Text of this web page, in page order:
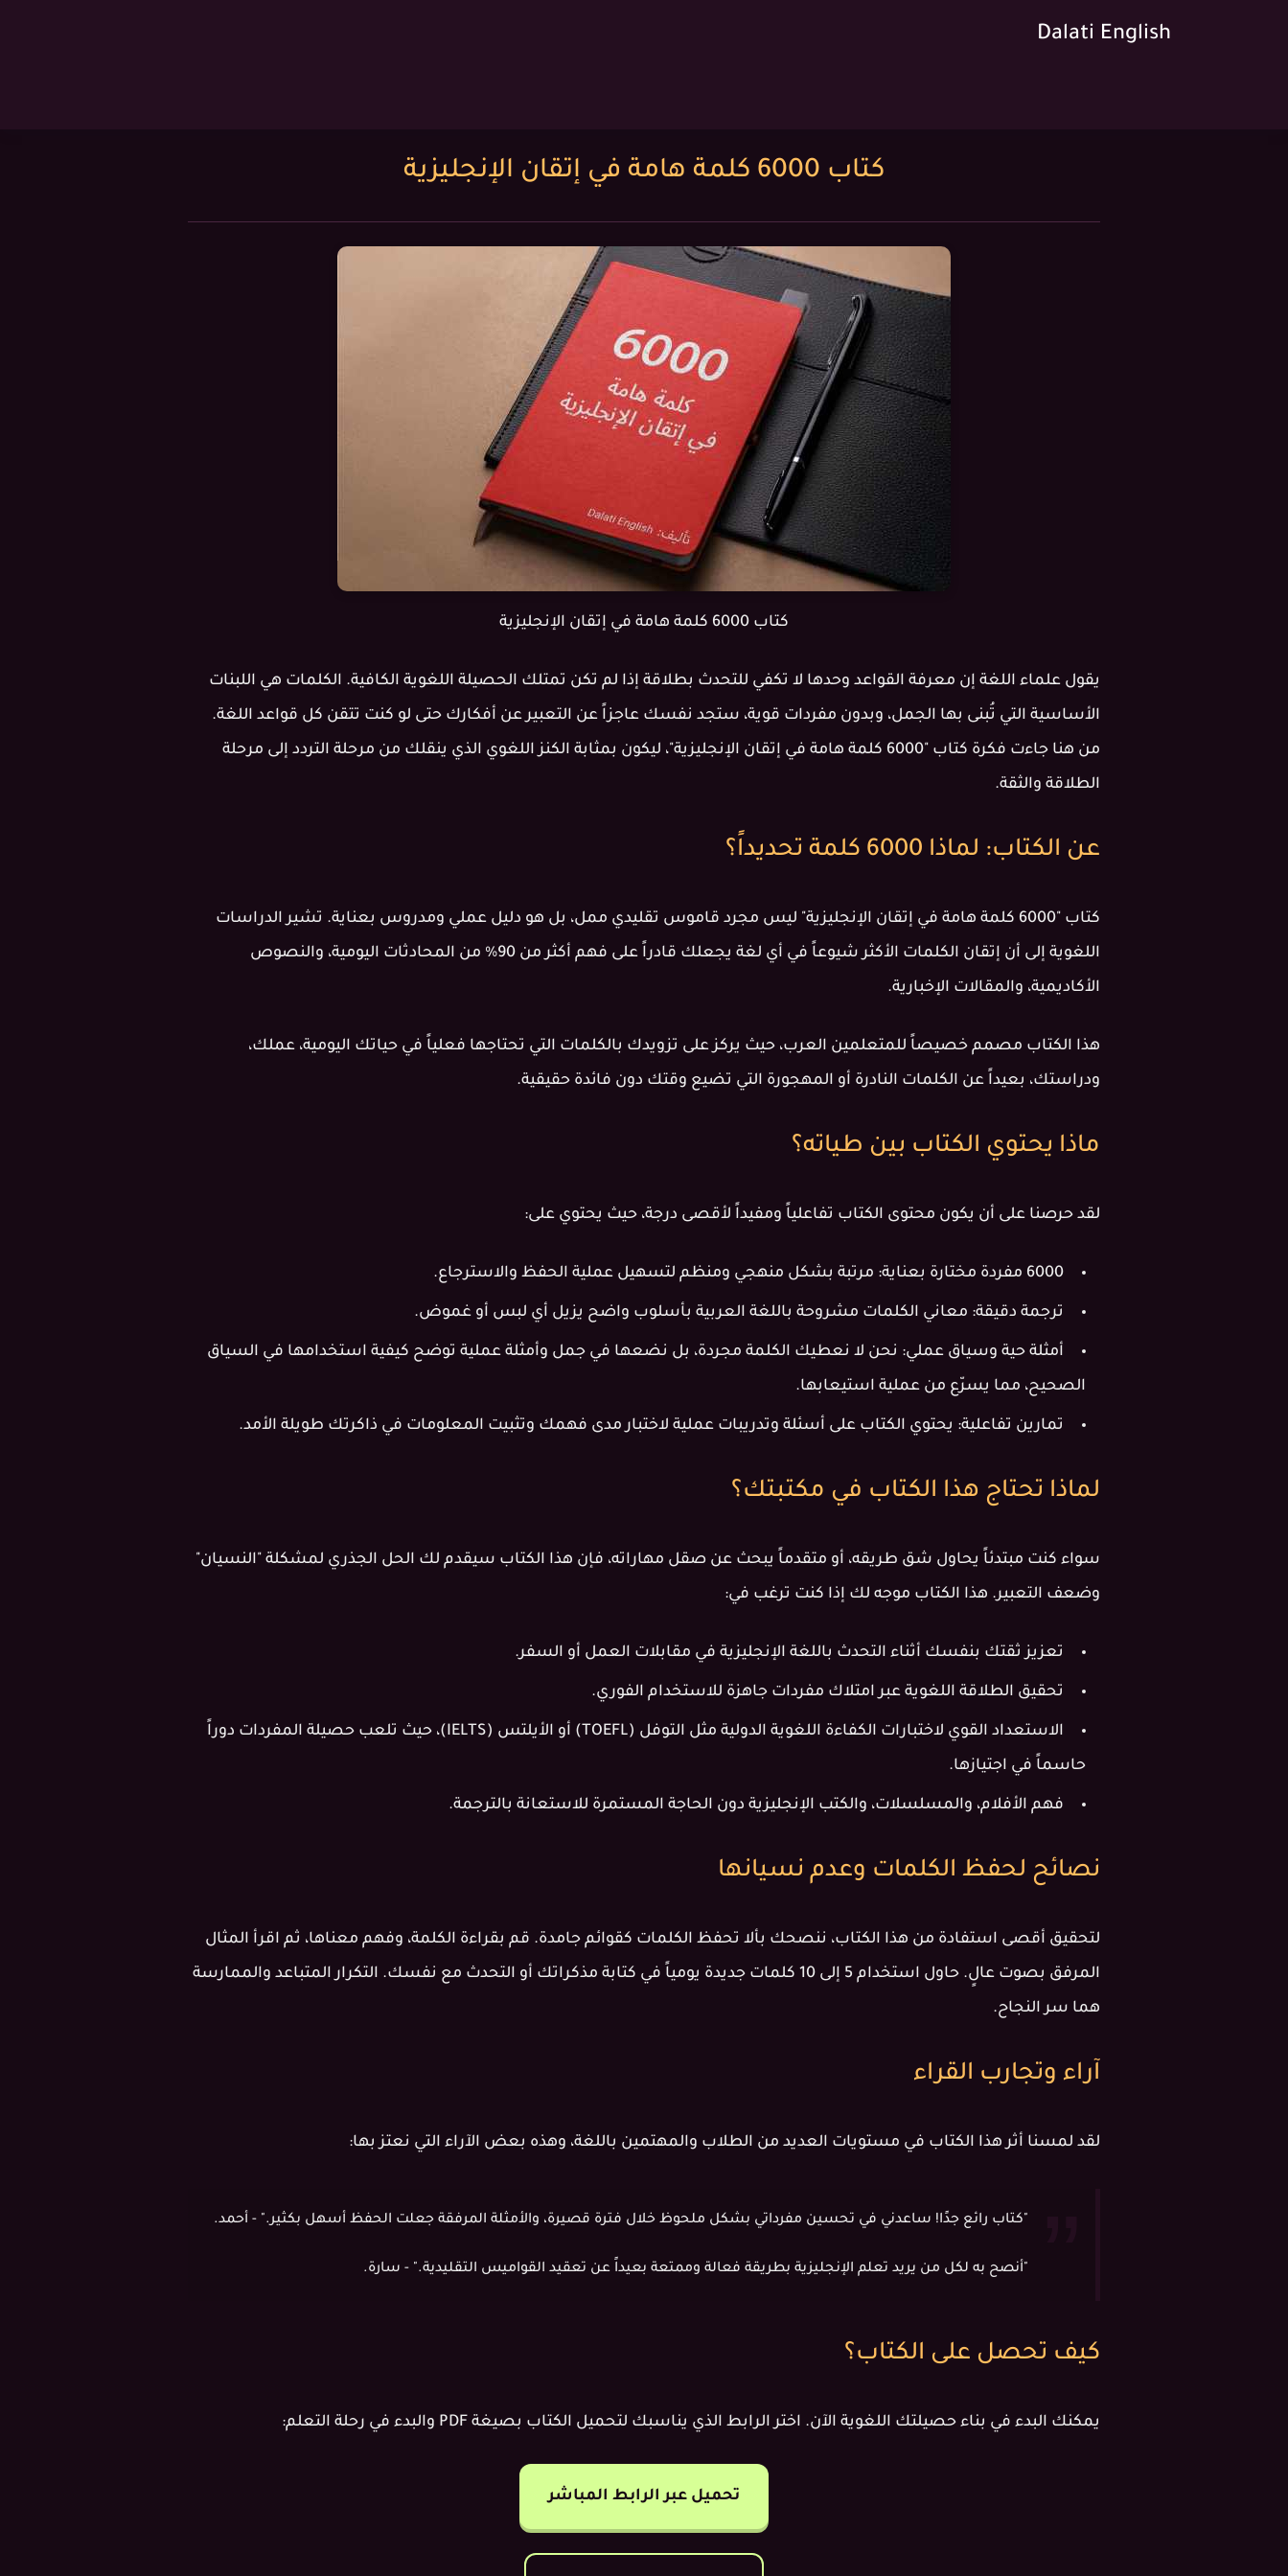
Dalati English
كتاب 6000 كلمة هامة في إتقان الإنجليزية
كتاب 6000 كلمة هامة في إتقان الإنجليزية
يقول علماء اللغة إن معرفة القواعد وحدها لا تكفي للتحدث بطلاقة إذا لم تكن تمتلك الحصيلة اللغوية الكافية. الكلمات هي اللبنات
الأساسية التي تُبنى بها الجمل، وبدون مفردات قوية، ستجد نفسك عاجزاً عن التعبير عن أفكارك حتى لو كنت تتقن كل قواعد اللغة.
من هنا جاءت فكرة كتاب "6000 كلمة هامة في إتقان الإنجليزية"، ليكون بمثابة الكنز اللغوي الذي ينقلك من مرحلة التردد إلى مرحلة
الطلاقة والثقة.
عن الكتاب: لماذا 6000 كلمة تحديداً؟
كتاب "6000 كلمة هامة في إتقان الإنجليزية" ليس مجرد قاموس تقليدي ممل، بل هو دليل عملي ومدروس بعناية. تشير الدراسات
اللغوية إلى أن إتقان الكلمات الأكثر شيوعاً في أي لغة يجعلك قادراً على فهم أكثر من 90% من المحادثات اليومية، والنصوص
الأكاديمية، والمقالات الإخبارية.
هذا الكتاب مصمم خصيصاً للمتعلمين العرب، حيث يركز على تزويدك بالكلمات التي تحتاجها فعلياً في حياتك اليومية، عملك،
ودراستك، بعيداً عن الكلمات النادرة أو المهجورة التي تضيع وقتك دون فائدة حقيقية.
ماذا يحتوي الكتاب بين طياته؟
لقد حرصنا على أن يكون محتوى الكتاب تفاعلياً ومفيداً لأقصى درجة، حيث يحتوي على:
6000 مفردة مختارة بعناية: مرتبة بشكل منهجي ومنظم لتسهيل عملية الحفظ والاسترجاع.
ترجمة دقيقة: معاني الكلمات مشروحة باللغة العربية بأسلوب واضح يزيل أي لبس أو غموض.
أمثلة حية وسياق عملي: نحن لا نعطيك الكلمة مجردة، بل نضعها في جمل وأمثلة عملية توضح كيفية استخدامها في السياق
الصحيح، مما يسرّع من عملية استيعابها.
تمارين تفاعلية: يحتوي الكتاب على أسئلة وتدريبات عملية لاختبار مدى فهمك وتثبيت المعلومات في ذاكرتك طويلة الأمد.
لماذا تحتاج هذا الكتاب في مكتبتك؟
سواء كنت مبتدئاً يحاول شق طريقه، أو متقدماً يبحث عن صقل مهاراته، فإن هذا الكتاب سيقدم لك الحل الجذري لمشكلة "النسيان"
وضعف التعبير. هذا الكتاب موجه لك إذا كنت ترغب في:
تعزيز ثقتك بنفسك أثناء التحدث باللغة الإنجليزية في مقابلات العمل أو السفر.
تحقيق الطلاقة اللغوية عبر امتلاك مفردات جاهزة للاستخدام الفوري.
الاستعداد القوي لاختبارات الكفاءة اللغوية الدولية مثل التوفل (TOEFL) أو الأيلتس (IELTS)، حيث تلعب حصيلة المفردات دوراً
حاسماً في اجتيازها.
فهم الأفلام، والمسلسلات، والكتب الإنجليزية دون الحاجة المستمرة للاستعانة بالترجمة.
نصائح لحفظ الكلمات وعدم نسيانها
لتحقيق أقصى استفادة من هذا الكتاب، ننصحك بألا تحفظ الكلمات كقوائم جامدة. قم بقراءة الكلمة، وفهم معناها، ثم اقرأ المثال
المرفق بصوت عالٍ. حاول استخدام 5 إلى 10 كلمات جديدة يومياً في كتابة مذكراتك أو التحدث مع نفسك. التكرار المتباعد والممارسة
هما سر النجاح.
آراء وتجارب القراء
لقد لمسنا أثر هذا الكتاب في مستويات العديد من الطلاب والمهتمين باللغة، وهذه بعض الآراء التي نعتز بها:
"كتاب رائع جدًا! ساعدني في تحسين مفرداتي بشكل ملحوظ خلال فترة قصيرة، والأمثلة المرفقة جعلت الحفظ أسهل بكثير." - أحمد.
"أنصح به لكل من يريد تعلم الإنجليزية بطريقة فعالة وممتعة بعيداً عن تعقيد القواميس التقليدية." - سارة.
كيف تحصل على الكتاب؟
يمكنك البدء في بناء حصيلتك اللغوية الآن. اختر الرابط الذي يناسبك لتحميل الكتاب بصيغة PDF والبدء في رحلة التعلم:
تحميل عبر الرابط المباشر